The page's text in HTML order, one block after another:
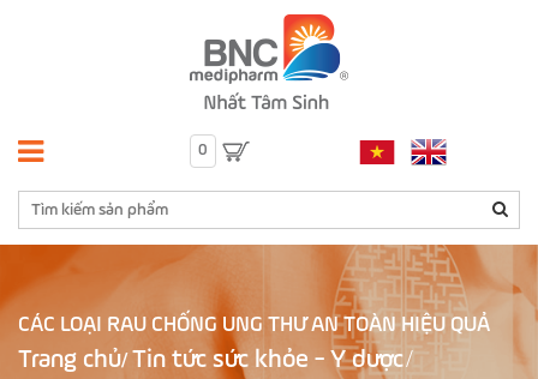
0
CÁC LOẠI RAU CHỐNG UNG THƯ AN TOÀN HIỆU QUẢ
Trang chủ/ Tin tức sức khỏe - Y dược